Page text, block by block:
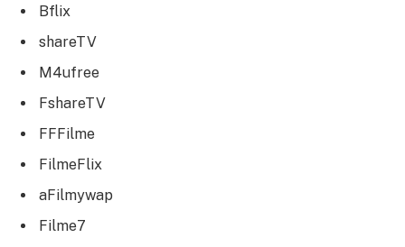
Bflix
shareTV
M4ufree
FshareTV
FFFilme
FilmeFlix
aFilmywap
Filme7